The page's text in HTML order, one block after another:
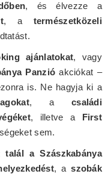
, és élvezze a
, a természetközeli
ajánlatokat, vagy
Panzió akciókat –
is. Ne hagyja ki a
, a családi
, illetve a First
sem.
talál a Szászkabánya
, aszobák